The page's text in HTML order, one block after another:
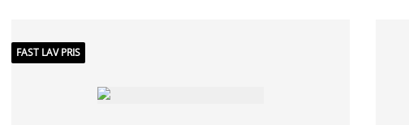
FAST LAV PRIS